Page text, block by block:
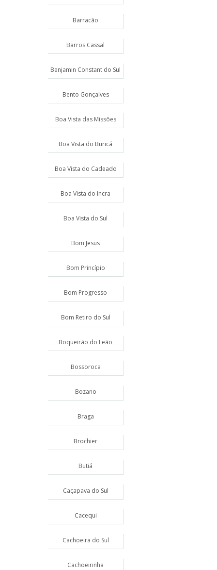
Barracão
Barros Cassal
Benjamin Constant do Sul
Bento Gonçalves
Boa Vista das Missões
Boa Vista do Buricá
Boa Vista do Cadeado
Boa Vista do Incra
Boa Vista do Sul
Bom Jesus
Bom Princípio
Bom Progresso
Bom Retiro do Sul
Boqueirão do Leão
Bossoroca
Bozano
Braga
Brochier
Butiá
Caçapava do Sul
Cacequi
Cachoeira do Sul
Cachoeirinha